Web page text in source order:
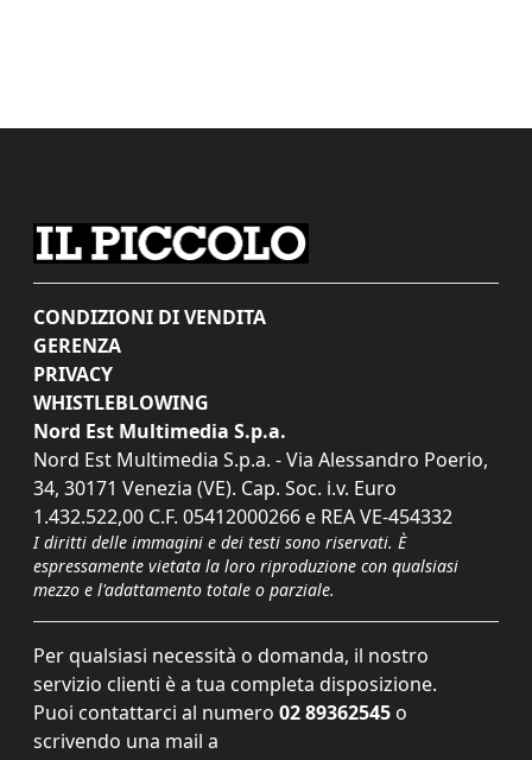
CONDIZIONI DI VENDITA
GERENZA
PRIVACY
WHISTLEBLOWING
Nord Est Multimedia S.p.a.
Nord Est Multimedia S.p.a. - Via Alessandro Poerio,
34, 30171 Venezia (VE). Cap. Soc. i.v. Euro
1.432.522,00 C.F. 05412000266 e REA VE-454332
I diritti delle immagini e dei testi sono riservati. È
espressamente vietata la loro riproduzione con qualsiasi
mezzo e l'adattamento totale o parziale.
Per qualsiasi necessità o domanda, il nostro
servizio clienti è a tua completa disposizione.
Puoi contattarci al numero 02 89362545 o
scrivendo una mail a